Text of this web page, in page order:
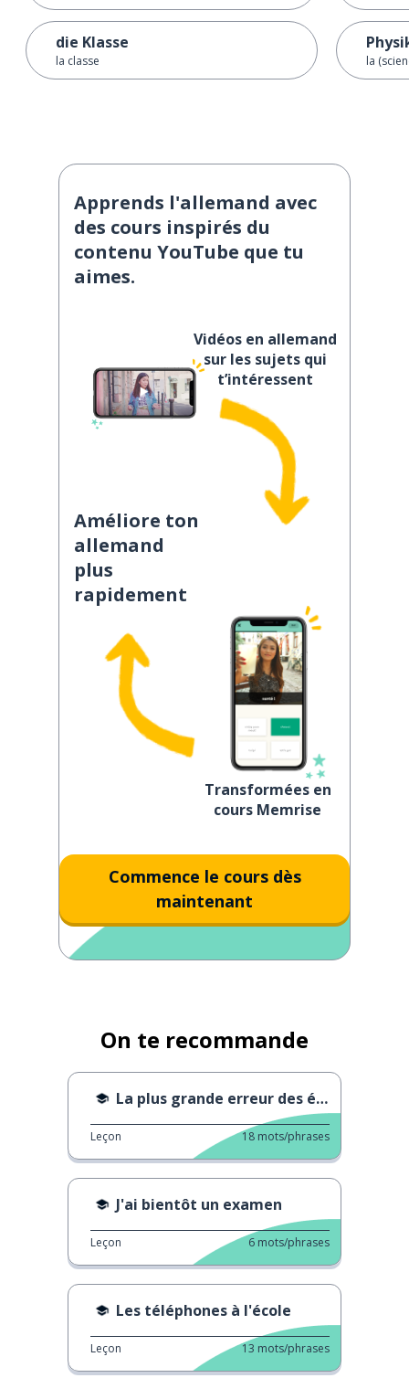
die Klasse
la classe la
Apprends l'allemand avec
des cours inspirés du
contenu YouTube que tu
aimes.
Vidéos en allemand
sur les sujets qui
t’intéressent
Améliore ton
allemand
plus
rapidement
Transformées en
cours Memrise
Commence le cours dès
maintenant
On te recommande
La plus grande erreur des études de médecine !
Leçon 18 mots/phrases
J'ai bientôt un examen
Leçon 6 mots/phrases
Les téléphones à l'école
Leçon 13 mots/phrases